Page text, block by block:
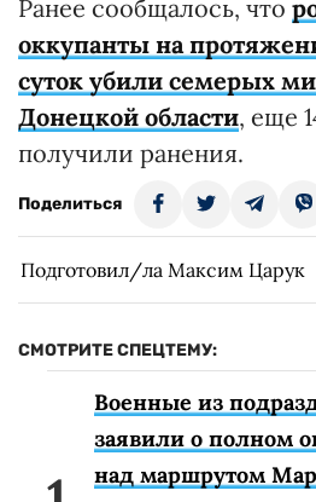
Ранее сообщалось, что
оккупанты на
суток убили семерых
Донецкой области, еще
получили ранения.
Поделиться
Подготовил/ла Максим Царук
СМОТРИТЕ СПЕЦТЕМУ:
Военные из
заявили о полном
над маршрутом